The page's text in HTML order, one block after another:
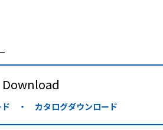
Download
ド ・ カタログダウンロード